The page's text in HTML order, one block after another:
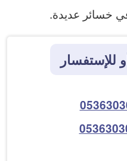
خسائر عديدة.
للإستفسار